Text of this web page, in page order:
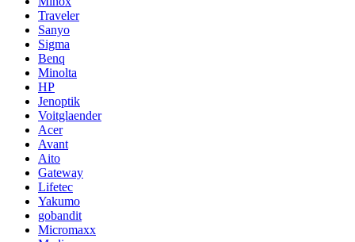
Traveler
Sanyo
Sigma
Benq
Minolta
HP
Jenoptik
Voitglaender
Acer
Avant
Aito
Gateway
Lifetec
Yakumo
gobandit
Micromaxx